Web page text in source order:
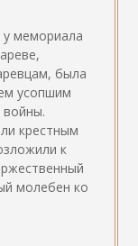
у мемориала
была
усопшим
войны.
крестным
к
молебен ко